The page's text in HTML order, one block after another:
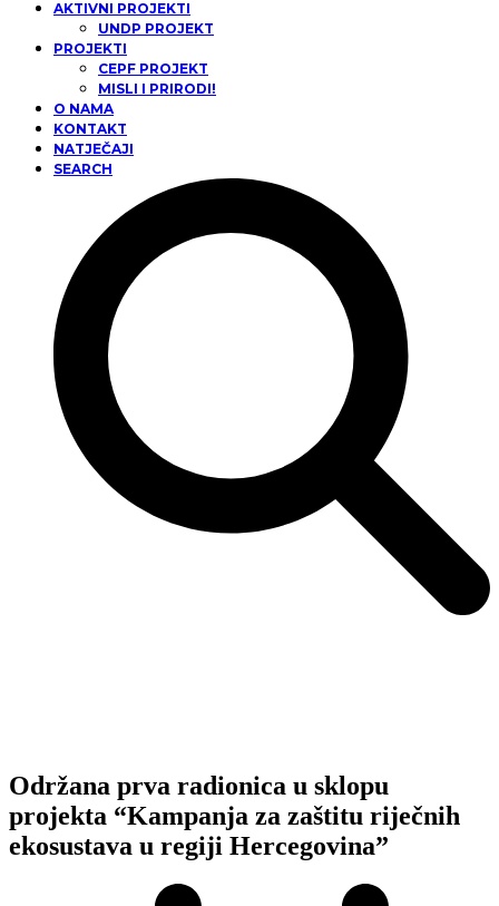
AKTIVNI PROJEKTI
UNDP PROJEKT
PROJEKTI
CEPF PROJEKT
MISLI I PRIRODI!
O NAMA
KONTAKT
NATJEČAJI
SEARCH
Održana prva radionica u sklopu
projekta “Kampanja za zaštitu riječnih
ekosustava u regiji Hercegovina”